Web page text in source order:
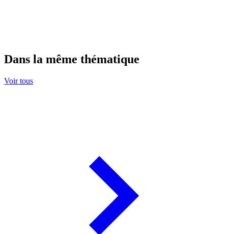
Dans la même thématique
Voir tous